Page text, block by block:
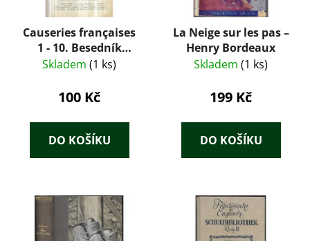
Causeries françaises
1 - 10. Besedník
francouzský zábavný
Skladem (1 ks)
100 Kč
DO KOŠÍKU
La Neige sur les pas –
Henry Bordeaux
Skladem (1 ks)
199 Kč
DO KOŠÍKU